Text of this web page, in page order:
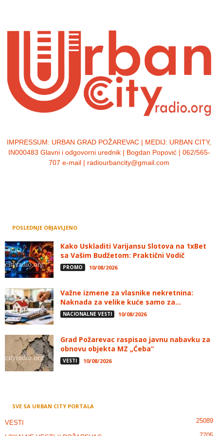
IMPRESSUM: URBAN GRAD POŽAREVAC | MEDIJ: URBAN CITY,
IN000483 Glavni i odgovorni urednik | Bogdan Popović | 062/565-
707 e-mail | radiourbancity@gmail.com
POSLEDNJE OBJAVLJENO
Kako Uskladiti Varijansu Slotova na 1xBet
sa Vašim Budžetom: Praktični Vodič
PROMO 10/08/2026
Važne izmene za vlasnike nekretnina:
Naknada za velike kuće samo za...
NACIONALNE VESTI 10/08/2026
Grad Požarevac raspisao javnu nabavku za
obnovu objekta MZ „Ćeba“
VESTI 10/08/2026
SVE SA URBAN CITY PORTALA
VESTI 25089